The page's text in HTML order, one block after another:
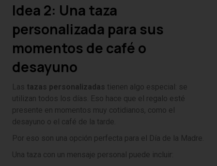
Idea 2: Una taza
personalizada para sus
momentos de café o
desayuno
Las tazas personalizadas tienen algo especial: se
utilizan todos los días. Eso hace que el regalo esté
presente en momentos muy cotidianos, como el
desayuno o el café de la tarde.
Por eso son una opción perfecta para el Día de la Madre.
Una taza con un mensaje personal puede incluir: